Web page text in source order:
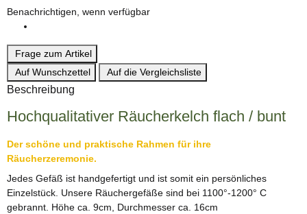
Benachrichtigen, wenn verfügbar
Frage zum Artikel
Auf Wunschzettel
Auf die Vergleichsliste
Beschreibung
Hochqualitativer Räucherkelch flach / bunt
Der schöne und praktische Rahmen für ihre
Räucherzeremonie.
Jedes Gefäß ist handgefertigt und ist somit ein persönliches
Einzelstück. Unsere Räuchergefäße sind bei 1100°-1200° C
gebrannt. Höhe ca. 9cm, Durchmesser ca. 16cm